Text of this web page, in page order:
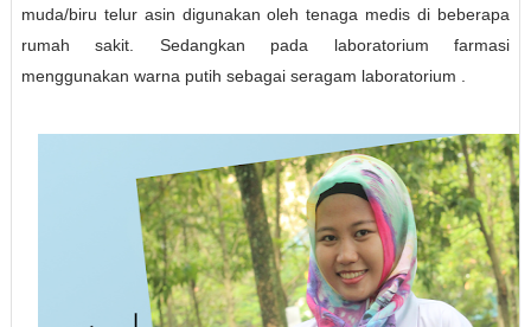
muda/biru telur asin digunakan oleh tenaga medis di beberapa
rumah sakit. Sedangkan pada laboratorium farmasi
menggunakan warna putih sebagai seragam laboratorium .